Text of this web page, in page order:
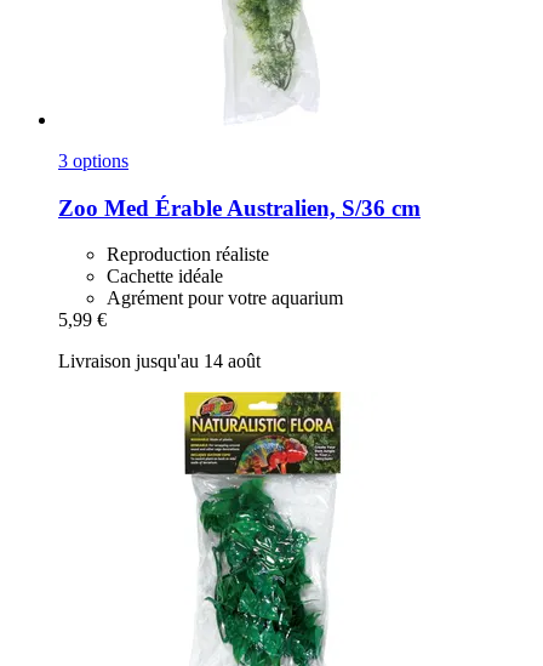
3 options
Zoo Med Érable Australien, S/36 cm
Reproduction réaliste
Cachette idéale
Agrément pour votre aquarium
5,99 €
Livraison jusqu'au 14 août